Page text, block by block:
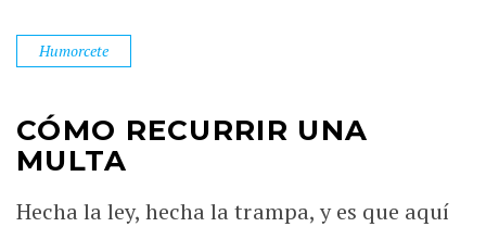
Humorcete
CÓMO RECURRIR UNA
MULTA
Hecha la ley, hecha la trampa, y es que aquí